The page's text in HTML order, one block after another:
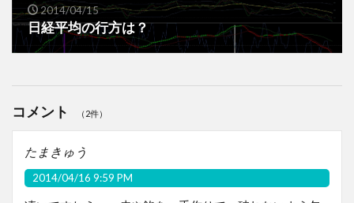
2014/04/15
日経平均の行方は？
コメント （2件）
たまきゅう
2014/04/16 9:59 PM